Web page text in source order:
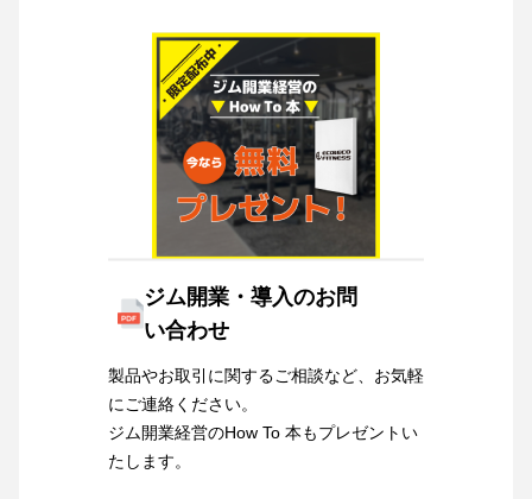
ジム開業・導入のお問
い合わせ
製品やお取引に関するご相談など、お気軽
にご連絡ください。
ジム開業経営のHow To 本もプレゼントい
たします。